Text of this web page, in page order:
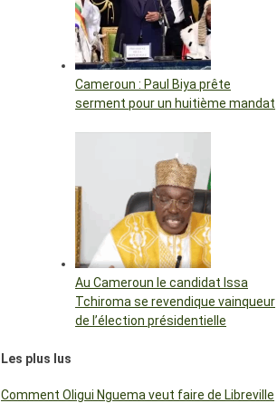
Cameroun : Paul Biya prête
serment pour un huitième mandat
Au Cameroun le candidat Issa
Tchiroma se revendique vainqueur
de l’élection présidentielle
Les plus lus
Comment Oligui Nguema veut faire de Libreville